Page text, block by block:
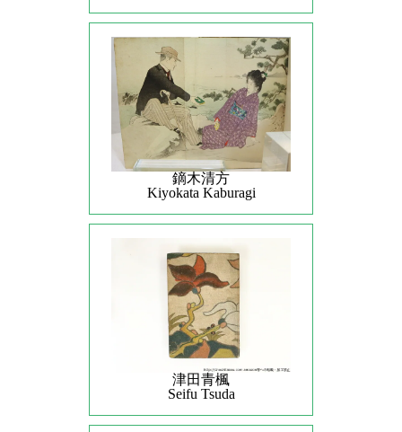
鏑木清方
Kiyokata Kaburagi
津田青楓
Seifu Tsuda